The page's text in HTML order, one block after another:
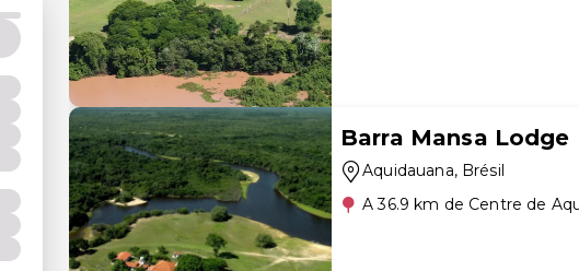
Barra Mansa Lodge
Aquidauana, Brésil
A 36.9 km de Centre de